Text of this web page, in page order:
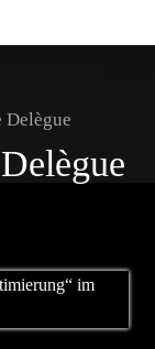
Delègue